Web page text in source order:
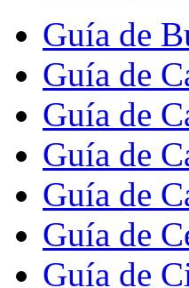
Guía de
Guía de
Guía de
Guía de
Guía de
Guía de
Guía de